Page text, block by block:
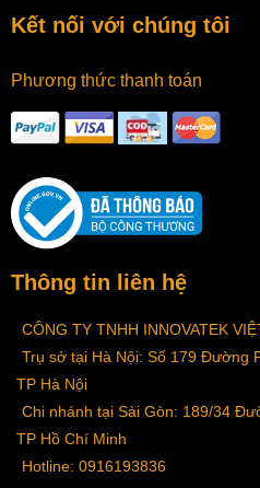
Kết nối với chúng tôi
Phương thức thanh toán
Thông tin liên hệ
CÔNG TY TNHH INNOVATEK
Trụ sở tại Hà Nội: Số 179 Đường
TP Hà Nội
Chi nhánh tại Sài Gòn: 189/34
TP Hồ Chí Minh
Hotline: 0916193836